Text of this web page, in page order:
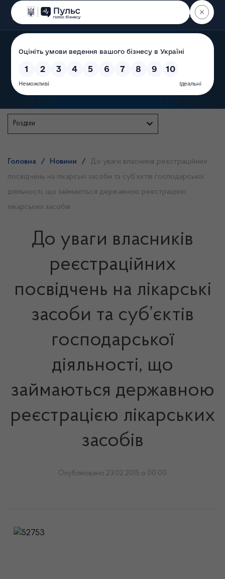
Пошук
Розділи
Головна / Новини /
До уваги власників реєстраційних
посвідчень на лікарські засоби та суб’єктів господарської
діяльності, що займаються державною реєстрацією
лікарських засобів
До уваги власників
реєстраційних
посвідчень на лікарські
засоби та суб’єктів
господарської
діяльності, що
займаються державною
реєстрацією лікарських
засобів
Опубліковано 23.02.2015 о 00:00